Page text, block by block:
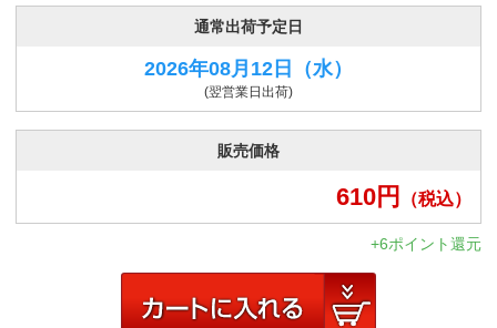
通常出荷予定日
2026年08月12日 （水）
(翌営業日出荷)
販売価格
610円 （税込）
+6ポイント還元